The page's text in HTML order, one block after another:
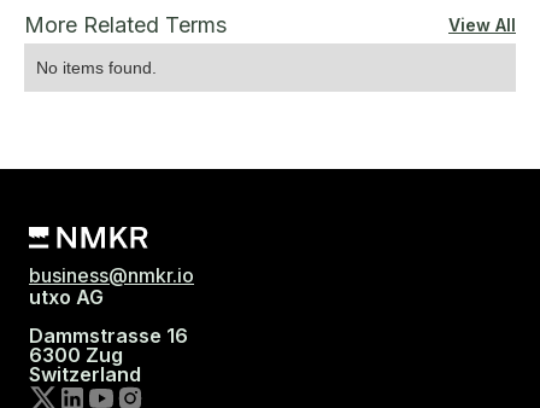
More Related Terms View All
No items found.
business@nmkr.io
utxo AG
Dammstrasse 16
6300 Zug
Switzerland